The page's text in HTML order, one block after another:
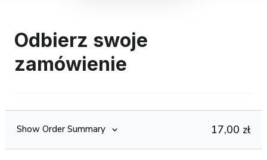
Odbierz swoje
zamówienie
Show Order Summary 17,00 zł